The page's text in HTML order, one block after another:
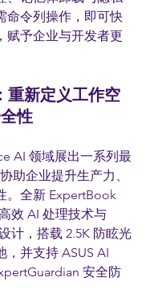
命令列操作，即可快
赋予企业与开发者更
重新定义工作空
性
AI 领域展出一系列最
助企业提升生产力、
。全新 ExpertBook
效 AI 处理技术与
计，搭载 2.5K 防眩光
，并支持 ASUS AI
安全防